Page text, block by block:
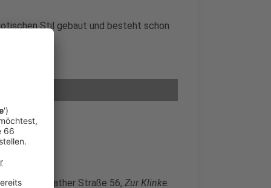
Stil gebaut und besteht schon
der Unterrather Straße 56, Zur Klinke.